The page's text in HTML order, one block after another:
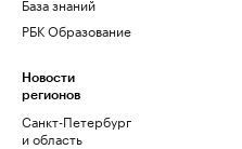
РБК Образование
Новости
регионов
Санкт-Петербург
и область